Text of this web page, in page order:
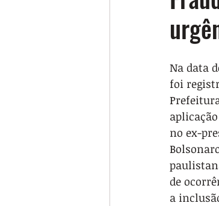
Na data
foi
no ex-
de
a